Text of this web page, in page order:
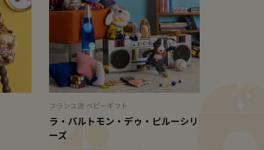
フランス流 ベビーギフト
ラ・パルトモン・デゥ・ピルーシリ
ーズ